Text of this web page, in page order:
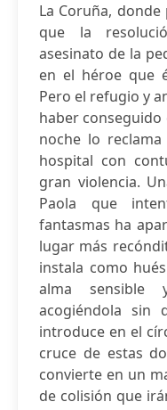
La Coruña,
que la
asesinato de la
en el héroe que
Pero el refugio y
haber
noche lo
hospital con
gran violencia.
Paola que
fantasmas ha
lugar más
instala como
alma sensible
acogiéndola sin
introduce en el
cruce de estas
convierte en un
de colisión que